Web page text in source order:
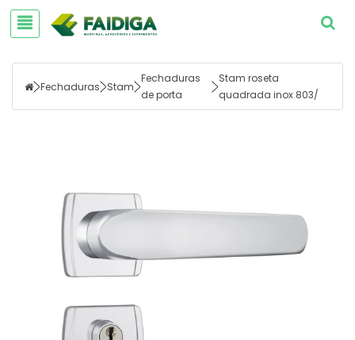
Fechaduras Stam
Fechaduras
de porta
Stam roseta
quadrada inox 803/